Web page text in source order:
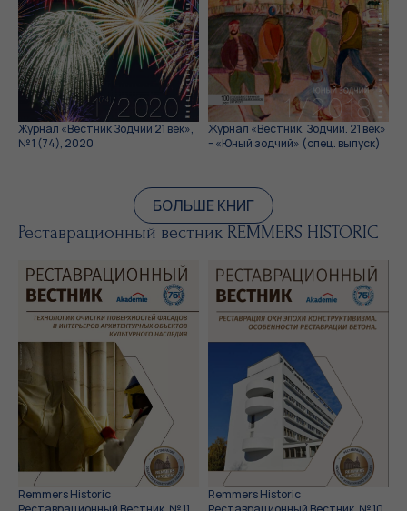
Журнал «Вестник Зодчий 21 век»,
№ 1 (74), 2020
Журнал «Вестник. Зодчий. 21 век»
– «Юный зодчий» (спец. выпуск)
БОЛЬШЕ КНИГ
Реставрационный вестник REMMERS HISTORIC
Remmers Historic
Remmers Historic